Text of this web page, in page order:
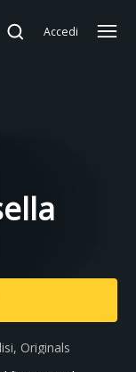
Accedi
Originals